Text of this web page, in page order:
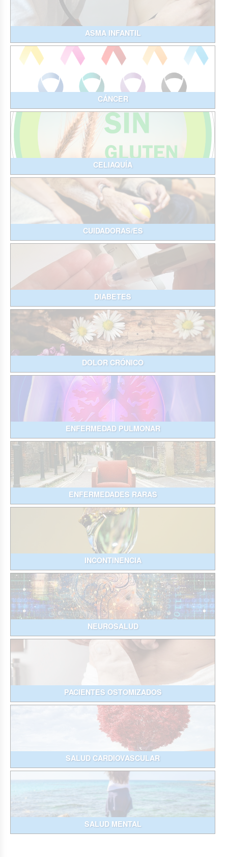
ASMA INFANTIL
CÁNCER
CELIAQUÍA
CUIDADORAS/ES
DIABETES
DOLOR CRÓNICO
ENFERMEDAD PULMONAR
ENFERMEDADES RARAS
INCONTINENCIA
NEUROSALUD
PACIENTES OSTOMIZADOS
SALUD CARDIOVASCULAR
SALUD MENTAL